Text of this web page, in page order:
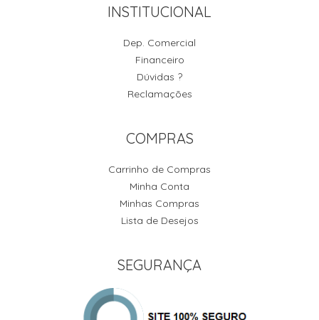
INSTITUCIONAL
Dep. Comercial
Financeiro
Dúvidas ?
Reclamações
COMPRAS
Carrinho de Compras
Minha Conta
Minhas Compras
Lista de Desejos
SEGURANÇA